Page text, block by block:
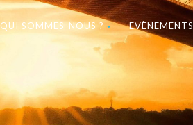
QUI SOMMES-NOUS ? EVÈNEMENTS